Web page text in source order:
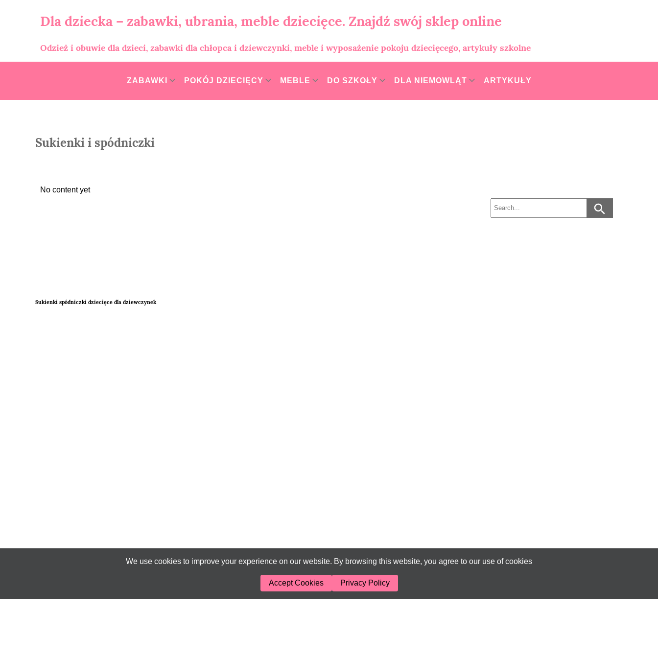
Dla dziecka – zabawki, ubrania, meble dziecięce. Znajdź swój sklep online
Odzież i obuwie dla dzieci, zabawki dla chłopca i dziewczynki, meble i wyposażenie pokoju dziecięcego, artykuły szkolne
ZABAWKI POKÓJ DZIECIĘCY MEBLE DO SZKOŁY DLA NIEMOWLĄT ARTYKUŁY
Sukienki i spódniczki
No content yet
Sukienki spódniczki dziecięce dla dziewczynek
We use cookies to improve your experience on our website. By browsing this website, you agree to our use of cookies
Accept Cookies Privacy Policy